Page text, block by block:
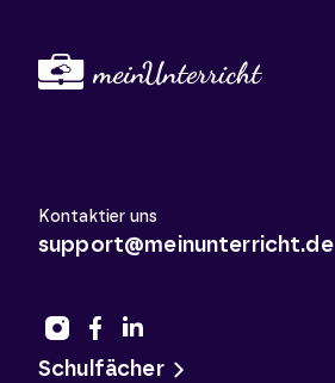
Kontaktier uns
support@meinunterricht.de
Schulfächer